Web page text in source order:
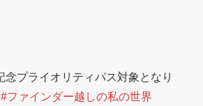
プライオリティパス対象となり
#ファインダー越しの私の世界